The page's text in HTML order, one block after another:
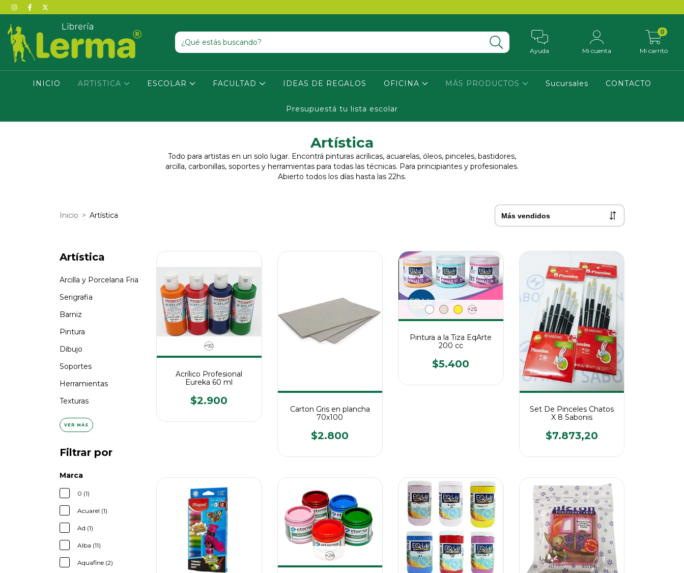
Ayuda Mi cuenta Mi carrito
0
INICIO ARTISTICA ESCOLAR FACULTAD IDEAS DE REGALOS OFICINA MÁS PRODUCTOS Sucursales CONTACTO
Presupuestá tu lista escolar
Artística
Todo para artistas en un solo lugar. Encontrá pinturas acrílicas, acuarelas, óleos, pinceles, bastidores,
arcilla, carbonillas, soportes y herramientas para todas las técnicas. Para principiantes y profesionales.
Abierto todos los días hasta las 22hs.
Inicio > Artística
Artística
Arcilla y Porcelana Fria
Serigrafia
Barniz
Pintura
Dibujo
Soportes
Herramientas
Texturas
VER MÁS
Filtrar por
Marca
0 (1)
Acuarel (1)
Ad (1)
Alba (11)
Aquafine (2)
+92
Acrílico Profesional
Eureka 60 ml
$2.900
Carton Gris en plancha
70x100
$2.800
+25
Pintura a la Tiza EqArte
200 cc
$5.400
Set De Pinceles Chatos
X 8 Sabonis
$7.873,20
+28